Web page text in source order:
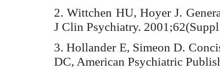
2. Wittchen HU, Hoyer J.
J Clin Psychiatry.
3. Hollander E, Simeon D.
DC, American Psychiatric